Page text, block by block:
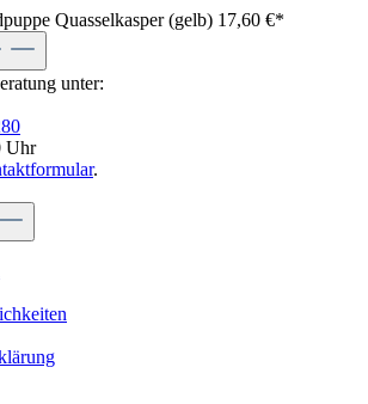
Quasselkasper (gelb) 17,60 €*
unter:
Uhr
.